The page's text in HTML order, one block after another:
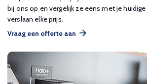
bij ons op en vergelijk ze eens met je huidige
verslaan elke prijs.
Vraag een offerte aan